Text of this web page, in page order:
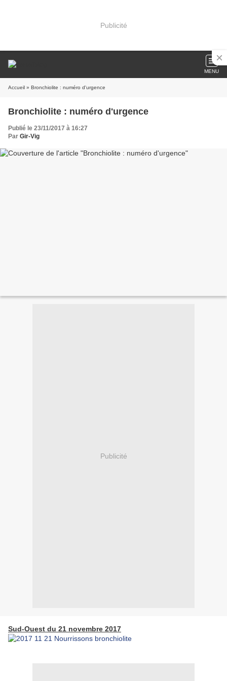
Publicité
MENU
Accueil » Bronchiolite : numéro d'urgence
Bronchiolite : numéro d'urgence
Publié le 23/11/2017 à 16:27
Par Gir-Vig
Publicité
Sud-Ouest du 21 novembre 2017